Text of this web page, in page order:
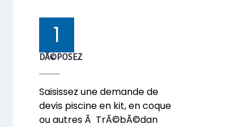
1
DÃ©POSEZ
Saisissez une demande de
devis piscine en kit, en coque
ou autres Ã TrÃ©bÃ©dan